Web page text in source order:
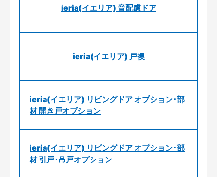
ieria(イエリア) 音配慮ドア
ieria(イエリア) 戸襖
ieria(イエリア) リビングドア オプション･部
材 開き戸オプション
ieria(イエリア) リビングドア オプション･部
材 引戸･吊戸オプション